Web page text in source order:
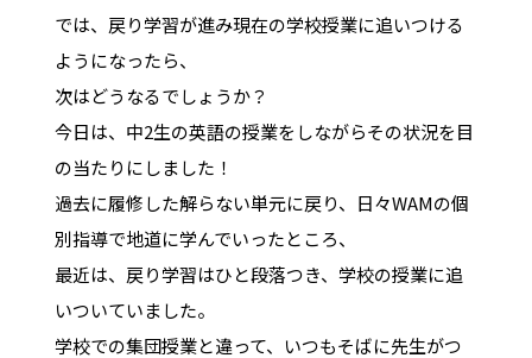
では、戻り学習が進み現在の学校授業に追いつける
ようになったら、
次はどうなるでしょうか？
今日は、中2生の英語の授業をしながらその状況を目
の当たりにしました！
過去に履修した解らない単元に戻り、日々WAMの個
別指導で地道に学んでいったところ、
最近は、戻り学習はひと段落つき、学校の授業に追
いついていました。
学校での集団授業と違って、いつもそばに先生がつ